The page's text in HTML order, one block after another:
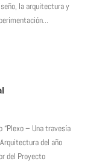
la arquitectura y
“Plexo – Una travesía
del año
del Proyecto